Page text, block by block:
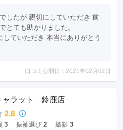
したが 親切にしていただき 前
とても助かりました。
ていただき 本当にありがとう
口コミ公開日：2021年02月02日
ャラット 鈴鹿店
2.8
3 振袖選び 2 撮影 3